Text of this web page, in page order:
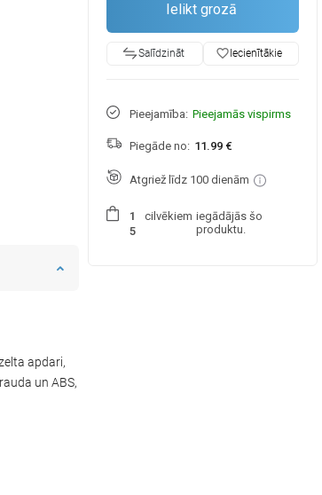
apdari,
un ABS,
Ielikt grozā
Salīdzināt favorite_borderIecienītākie
Pieejamība: Pieejamās vispirms
Piegāde no: 11.99 €
Atgriež līdz 100 dienām
1
5
cilvēkiem iegādājās šo
produktu.